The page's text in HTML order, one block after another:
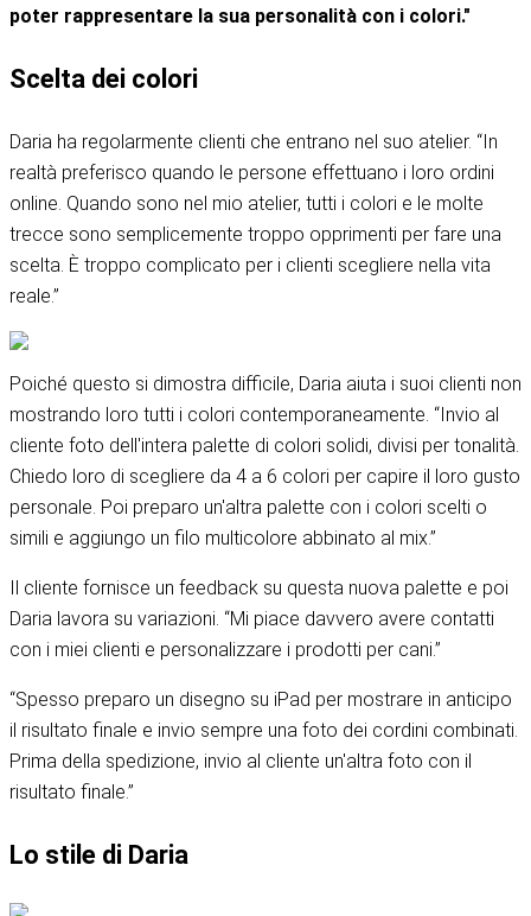
poter rappresentare la sua personalità con i colori."
Scelta dei colori
Daria ha regolarmente clienti che entrano nel suo atelier. “In
realtà preferisco quando le persone effettuano i loro ordini
online. Quando sono nel mio atelier, tutti i colori e le molte
trecce sono semplicemente troppo opprimenti per fare una
scelta. È troppo complicato per i clienti scegliere nella vita
reale.”
Poiché questo si dimostra difficile, Daria aiuta i suoi clienti non
mostrando loro tutti i colori contemporaneamente. “Invio al
cliente foto dell'intera palette di colori solidi, divisi per tonalità.
Chiedo loro di scegliere da 4 a 6 colori per capire il loro gusto
personale. Poi preparo un'altra palette con i colori scelti o
simili e aggiungo un filo multicolore abbinato al mix.”
Il cliente fornisce un feedback su questa nuova palette e poi
Daria lavora su variazioni. “Mi piace davvero avere contatti
con i miei clienti e personalizzare i prodotti per cani.”
“Spesso preparo un disegno su iPad per mostrare in anticipo
il risultato finale e invio sempre una foto dei cordini combinati.
Prima della spedizione, invio al cliente un'altra foto con il
risultato finale.”
Lo stile di Daria